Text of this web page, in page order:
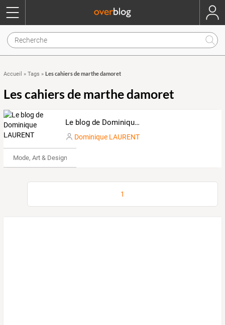
Accueil » Tags » Les cahiers de marthe damoret
Les cahiers de marthe damoret
Le blog de Dominique LAURENT
Dominique LAURENT
Mode, Art & Design
1